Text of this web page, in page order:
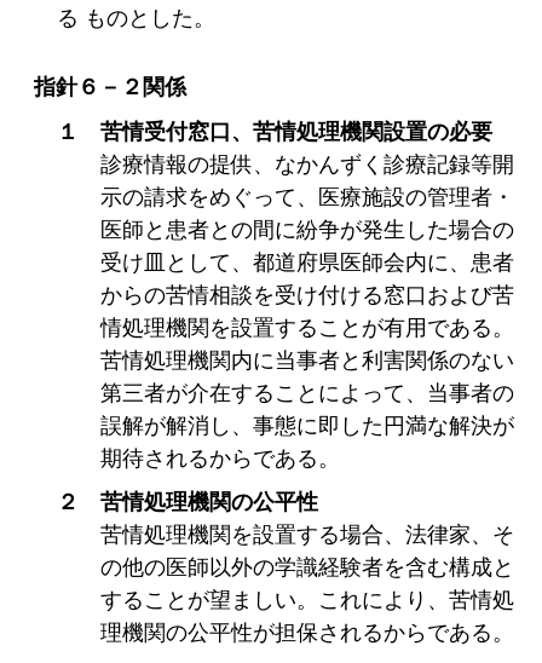
る ものとした。
指針６－２関係
１ 苦情受付窓口、苦情処理機関設置の必要
診療情報の提供、なかんずく診療記録等開
示の請求をめぐって、医療施設の管理者・
医師と患者との間に紛争が発生した場合の
受け皿として、都道府県医師会内に、患者
からの苦情相談を受け付ける窓口および苦
情処理機関を設置することが有用である。
苦情処理機関内に当事者と利害関係のない
第三者が介在することによって、当事者の
誤解が解消し、事態に即した円満な解決が
期待されるからである。
２ 苦情処理機関の公平性
苦情処理機関を設置する場合、法律家、そ
の他の医師以外の学識経験者を含む構成と
することが望ましい。これにより、苦情処
理機関の公平性が担保されるからである。